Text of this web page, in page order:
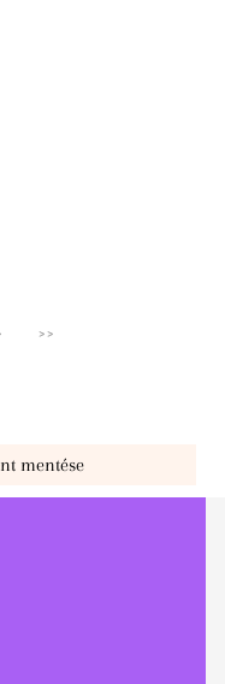
>>
mentése